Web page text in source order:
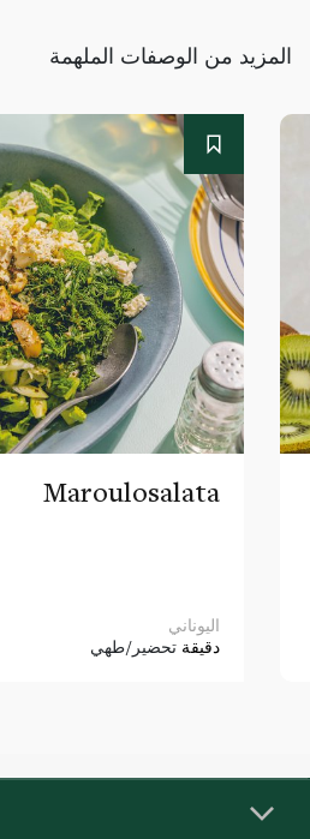
المزيد من الوصفات الملهمة
Maroulosalata
اليوناني
دقيقة تحضير/طهي